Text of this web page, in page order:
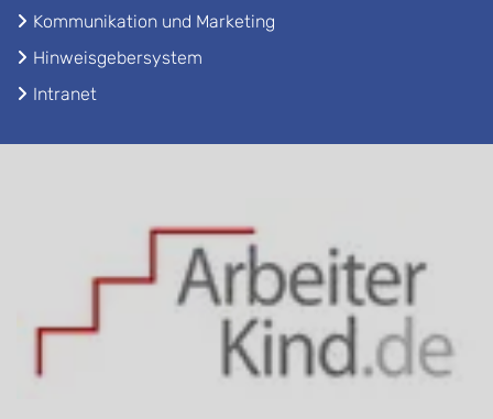
Kommunikation und Marketing
Hinweisgebersystem
Intranet